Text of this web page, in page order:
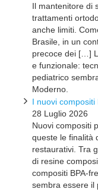
Il mantenitore di
trattamenti
anche limiti.
Brasile, in un
precoce dei […]
e funzionale:
pediatrico
Moderno.
I nuovi compositi
28 Luglio 2026
Nuovi compositi
queste le finalità
restaurativi. Tra
di resine
compositi BPA-
sembra essere il